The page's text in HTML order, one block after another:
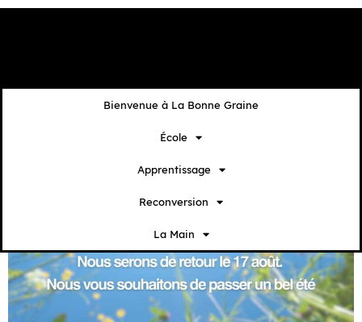
Bienvenue à La Bonne Graine
École
Apprentissage
Reconversion
La Main